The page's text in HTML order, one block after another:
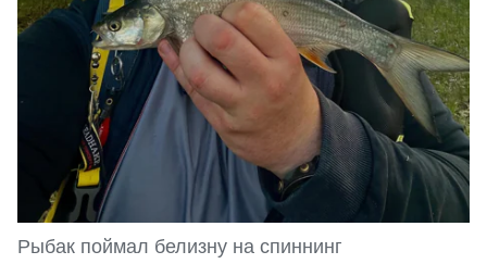
Рыбак поймал белизну на спиннинг